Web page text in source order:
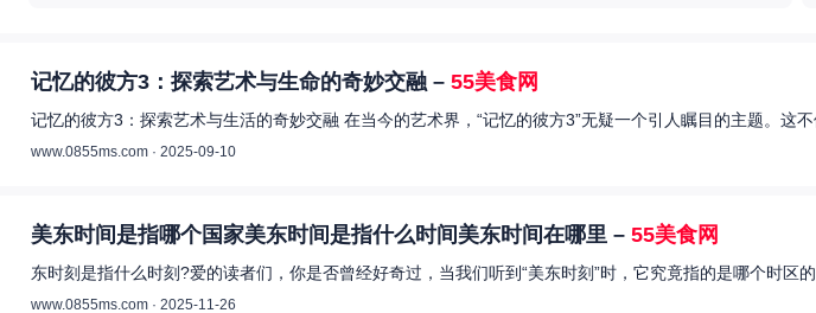
记忆的彼方3：探索艺术与生命的奇妙交融 – 55美食网
记忆的彼方3：探索艺术与生活的奇妙交融 在当今的艺术界，“记忆的彼方3”无疑一个引人瞩目的主题。这
www.0855ms.com · 2025-09-10
美东时间是指哪个国家美东时间是指什么时间美东时间在哪里 – 55美食网
东时刻是指什么时刻?爱的读者们，你是否曾经好奇过，当我们听到“美东时刻”时，它究竟指的是哪个时
www.0855ms.com · 2025-11-26